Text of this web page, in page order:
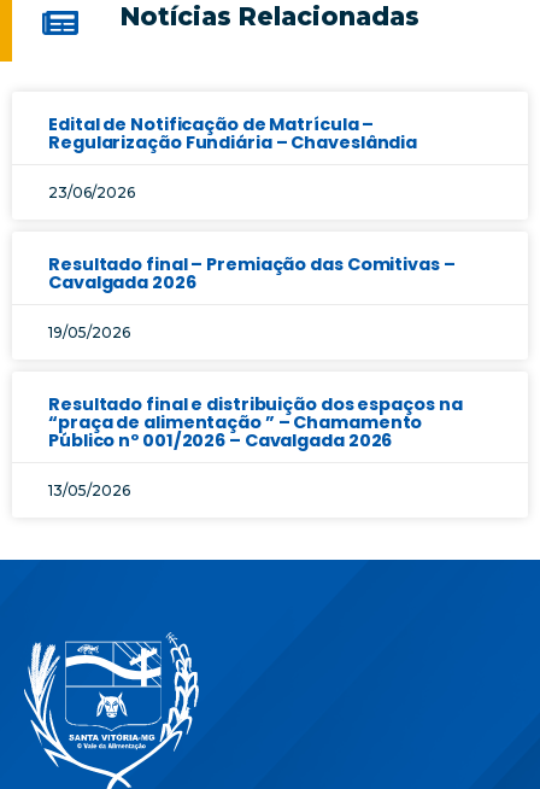
Notícias Relacionadas
Edital de Notificação de Matrícula –
Regularização Fundiária – Chaveslândia
23/06/2026
Resultado final – Premiação das Comitivas –
Cavalgada 2026
19/05/2026
Resultado final e distribuição dos espaços na
“praça de alimentação ” – Chamamento
Público nº 001/2026 – Cavalgada 2026
13/05/2026